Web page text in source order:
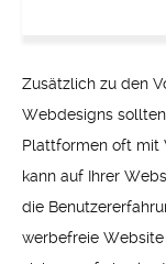
Zusätzlich zu den
Webdesigns
Plattformen oft mit
kann auf Ihrer
die
werbefreie